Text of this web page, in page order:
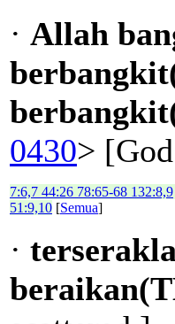
· Allah
0430>
7:6,7 44:26 78:65-68 132:8,9
51:9,10 [Semua]
·